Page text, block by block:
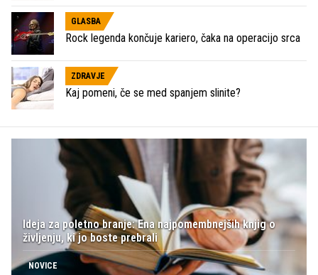
GLASBA
Rock legenda končuje kariero, čaka na operacijo srca
ZDRAVJE
Kaj pomeni, če se med spanjem slinite?
Ideja za poletno branje: Ena najpomembnejših knjig o
življenju, ki jo boste prebrali
NOVICE